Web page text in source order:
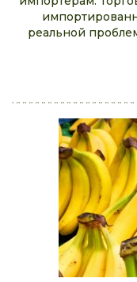
реальной